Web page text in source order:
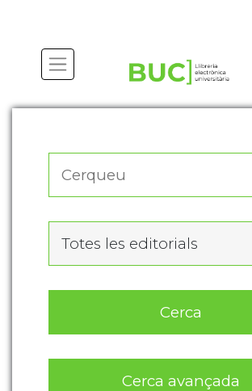
Totes les editorials
Cerca
Cerca avançada